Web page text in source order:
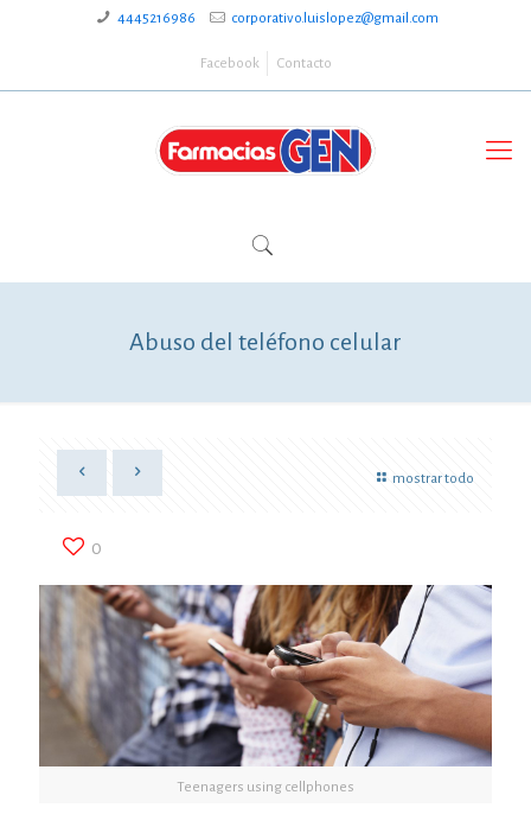
4445216986 corporativo.luislopez@gmail.com
Facebook Contacto
Abuso del teléfono celular
mostrar todo
0
Teenagers using cellphones